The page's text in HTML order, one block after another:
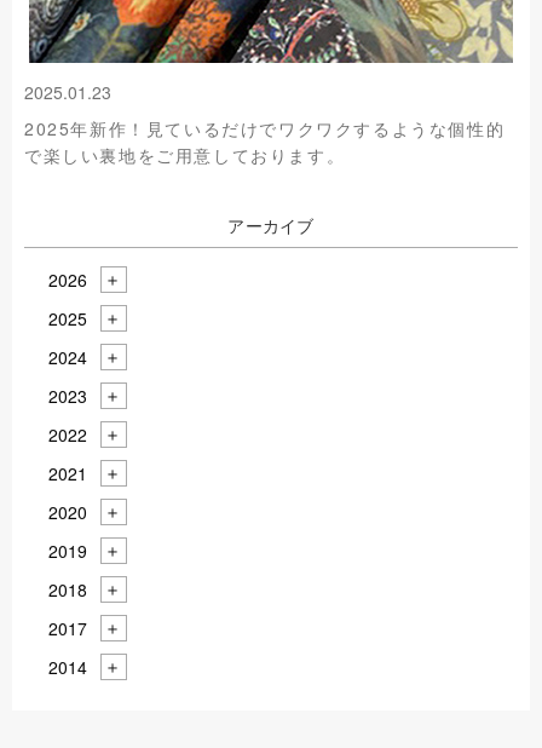
2025.01.23
2025年新作！見ているだけでワクワクするような個性的
で楽しい裏地をご用意しております。
アーカイブ
2026
2025
2024
2023
2022
2021
2020
2019
2018
2017
2014